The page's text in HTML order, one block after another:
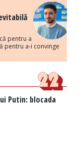
pentru a
pentru a-i convinge
Putin: blocada